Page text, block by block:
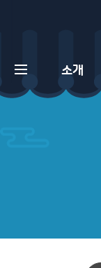
소개
소